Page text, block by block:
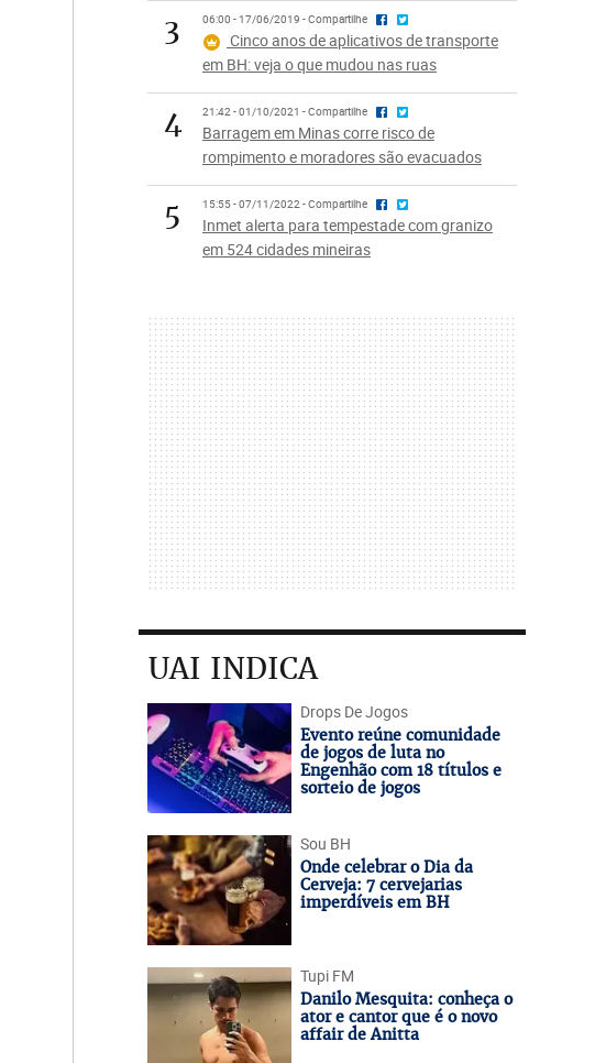
3 06:00 - 17/06/2019 - Compartilhe
Cinco anos de aplicativos de transporte
em BH: veja o que mudou nas ruas
4 21:42 - 01/10/2021 - Compartilhe
Barragem em Minas corre risco de
rompimento e moradores são evacuados
5 15:55 - 07/11/2022 - Compartilhe
Inmet alerta para tempestade com granizo
em 524 cidades mineiras
UAI INDICA
Drops De Jogos
Evento reúne comunidade
de jogos de luta no
Engenhão com 18 títulos e
sorteio de jogos
Sou BH
Onde celebrar o Dia da
Cerveja: 7 cervejarias
imperdíveis em BH
Tupi FM
Danilo Mesquita: conheça o
ator e cantor que é o novo
affair de Anitta